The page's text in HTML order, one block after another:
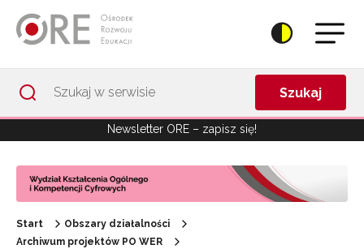
Szukaj
Newsletter ORE – zapisz się!
Start
Obszary działalności
Archiwum projektów PO WER